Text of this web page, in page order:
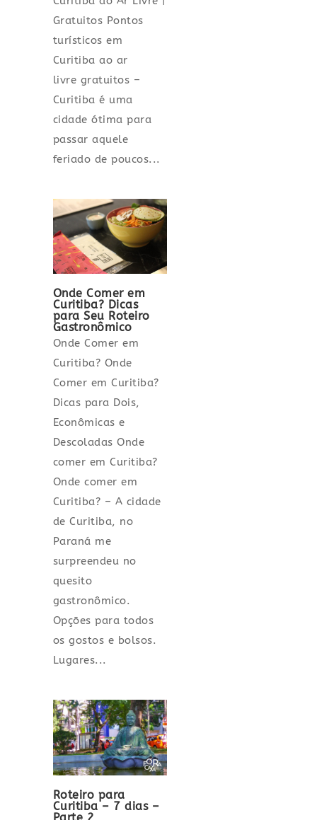
Gratuitos Pontos
turísticos em
Curitiba ao ar
livre gratuitos –
Curitiba é uma
cidade ótima para
passar aquele
feriado de poucos...
Onde Comer em
Curitiba? Dicas
para Seu Roteiro
Gastronômico
Onde Comer em
Curitiba? Onde
Comer em Curitiba?
Dicas para Dois,
Econômicas e
Descoladas Onde
comer em Curitiba?
Onde comer em
Curitiba? – A cidade
de Curitiba, no
Paraná me
surpreendeu no
quesito
gastronômico.
Opções para todos
os gostos e bolsos.
Lugares...
Roteiro para
Curitiba – 7 dias –